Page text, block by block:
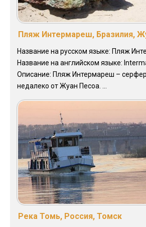
Пляж Интермареш, Бразилия,
Название на русском языке: Пляж
Название на английском языке:
Описание: Пляж Интермареш –
недалеко от Жуан Песоа. ...
Река Томь, Россия, Томск